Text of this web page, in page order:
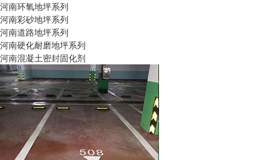
河南环氧地坪系列
河南彩砂地坪系列
河南道路地坪系列
河南硬化耐磨地坪系列
河南混凝土密封固化剂